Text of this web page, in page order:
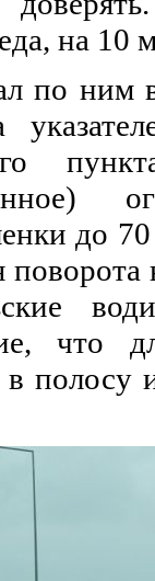
, на 10
по ним
)
до
поворота
, что
полосу